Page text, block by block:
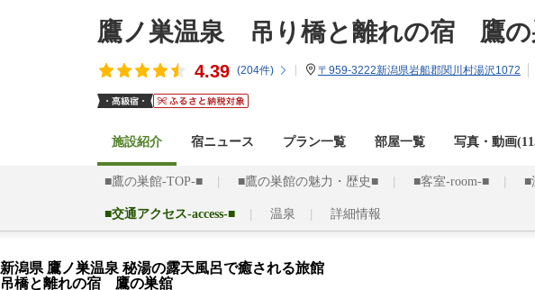
鷹ノ巣温泉 吊り橋と離れの宿 鷹の
4.39 (204件) 〒959-3222新潟県岩船郡関川村湯沢1072
施設紹介 宿ニュース プラン一覧 部屋一覧 写真・動画
■鷹の巣館-TOP-■ ■鷹の巣館の魅力・歴史■ ■客室-room-■ ■
■交通アクセス-access-■ 温泉 詳細情報
新潟県 鷹ノ巣温泉 秘湯の露天風呂で癒される旅館
吊橋と離れの宿 鷹の巣舘